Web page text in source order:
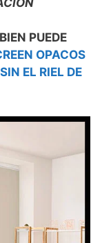
PUEDE
OPACOS
EL RIEL DE